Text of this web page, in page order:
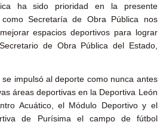
ha sido prioridad en la presente
Secretaría de Obra Pública nos
espacios deportivos para lograr
de Obra Pública del Estado,
impulsó al deporte como nunca antes
áreas deportivas en la Deportiva León
Acuático, el Módulo Deportivo y el
de Purísima el campo de fútbol